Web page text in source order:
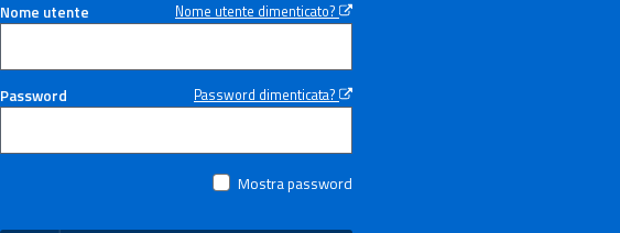
Nome utente
Nome utente dimenticato?
Password Password dimenticata?
Mostra password